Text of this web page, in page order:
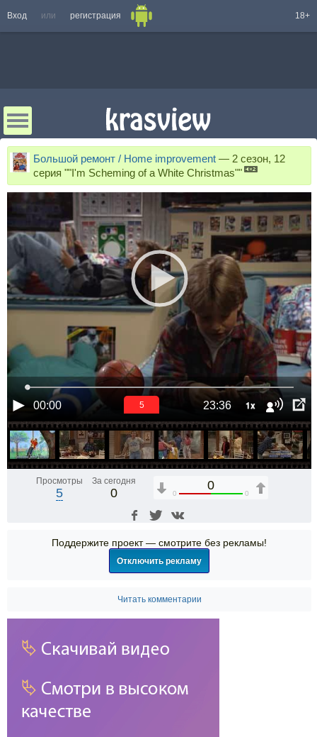
Вход или регистрация 18+
Большой ремонт / Home improvement — 2 сезон, 12
серия ""I'm Scheming of a White Christmas""
00:00 23:36 1x
5
Просмотры
5
За сегодня
0
0
0 0
Поддержите проект — смотрите без рекламы!
Отключить рекламу
Читать комментарии